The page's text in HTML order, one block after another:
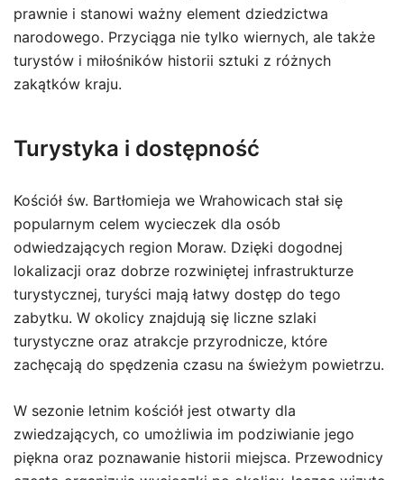
prawnie i stanowi ważny element dziedzictwa
narodowego. Przyciąga nie tylko wiernych, ale także
turystów i miłośników historii sztuki z różnych
zakątków kraju.
Turystyka i dostępność
Kościół św. Bartłomieja we Wrahowicach stał się
popularnym celem wycieczek dla osób
odwiedzających region Moraw. Dzięki dogodnej
lokalizacji oraz dobrze rozwiniętej infrastrukturze
turystycznej, turyści mają łatwy dostęp do tego
zabytku. W okolicy znajdują się liczne szlaki
turystyczne oraz atrakcje przyrodnicze, które
zachęcają do spędzenia czasu na świeżym powietrzu.
W sezonie letnim kościół jest otwarty dla
zwiedzających, co umożliwia im podziwianie jego
piękna oraz poznawanie historii miejsca. Przewodnicy